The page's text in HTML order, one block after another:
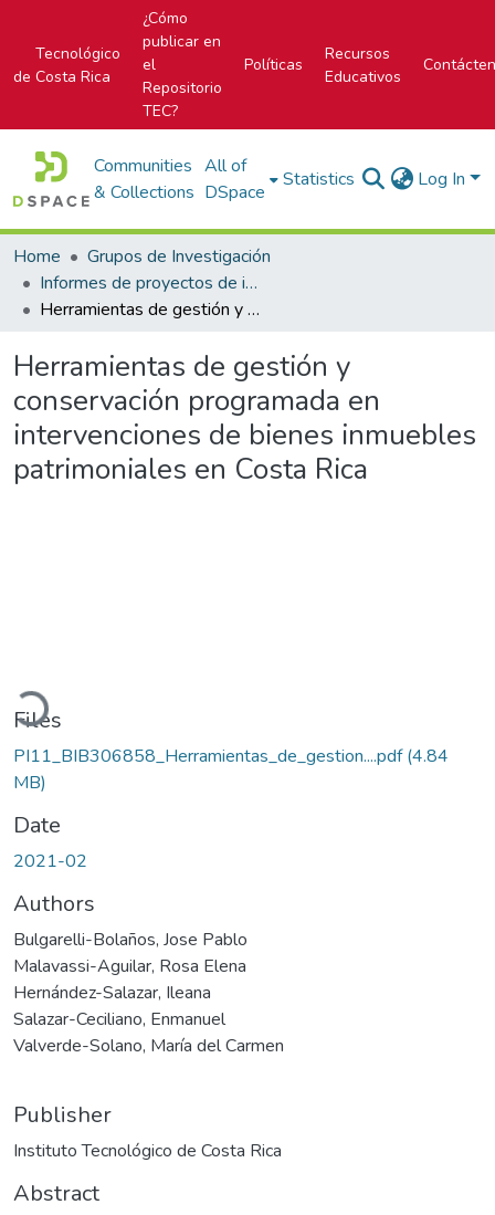
Tecnológico
de Costa Rica
¿Cómo
publicar en
el
Repositorio
TEC?
Políticas
Recursos
Educativos
Communities
& Collections
All of
DSpace
Statistics Log In
Home
Grupos de Investigación
Informes de proyectos de investigación
Herramientas de gestión y conservación programada en intervenciones de bienes inmuebles patrimoniales en Costa Rica
Herramientas de gestión y
conservación programada en
intervenciones de bienes inmuebles
patrimoniales en Costa Rica
Loading...
Files
PI11_BIB306858_Herramientas_de_gestion....pdf(4.84
MB)
Date
2021-02
Authors
Bulgarelli-Bolaños, Jose Pablo
Malavassi-Aguilar, Rosa Elena
Hernández-Salazar, Ileana
Salazar-Ceciliano, Enmanuel
Valverde-Solano, María del Carmen
Publisher
Instituto Tecnológico de Costa Rica
Abstract